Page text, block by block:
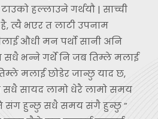
हल्लाउने गर्थयौ | साच्ची
त्यै भएर त लाटी उपनाम
औधी मन पर्थो सानी अनि
सधै भन्ने गर्थे नि जब तिम्ले मलाई
मलाई छोडेर जान्छु याद छ,
सधै सायद लामो धेरै लामो समय
संग हुन्छु सधै समय संगै हुन्छु ”